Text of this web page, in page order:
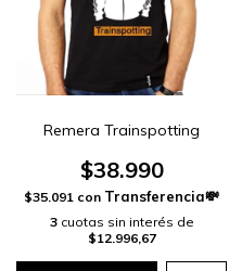
Remera Trainspotting
$38.990
$35.091 con
3 cuotas sin interés de
$12.996,67